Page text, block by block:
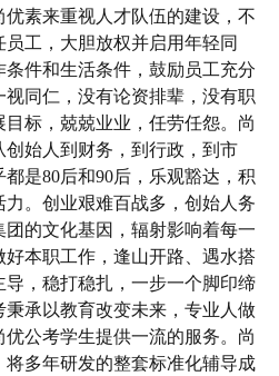
素来重视人才队伍的建设，不
工，大胆放权并启用年轻同
件和生活条件，鼓励员工充分
同仁，没有论资排辈，没有职
标，兢兢业业，任劳任怨。尚
始人到财务，到行政，到市
是80后和90后，乐观豁达，积
。创业艰难百战多，创始人务
的文化基因，辐射影响着每一
本职工作，逢山开路、遇水搭
，稳打稳扎，一步一个脚印缔
承以教育改变未来，专业人做
公考学生提供一流的服务。尚
多年研发的整套标准化辅导成